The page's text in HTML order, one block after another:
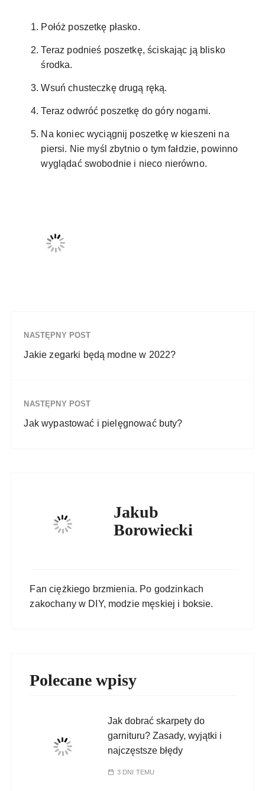
Połóż poszetkę płasko.
Teraz podnieś poszetkę, ściskając ją blisko
środka.
Wsuń chusteczkę drugą ręką.
Teraz odwróć poszetkę do góry nogami.
Na koniec wyciągnij poszetkę w kieszeni na
piersi. Nie myśl zbytnio o tym fałdzie, powinno
wyglądać swobodnie i nieco nierówno.
NASTĘPNY POST
Jakie zegarki będą modne w 2022?
NASTĘPNY POST
Jak wypastować i pielęgnować buty?
Jakub
Borowiecki
Fan ciężkiego brzmienia. Po godzinkach
zakochany w DIY, modzie męskiej i boksie.
Polecane wpisy
Jak dobrać skarpety do
garnituru? Zasady, wyjątki i
najczęstsze błędy
3 DNI TEMU